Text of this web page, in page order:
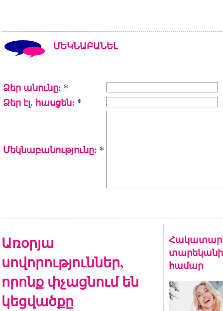
ՄԵԿՆԱԲԱՆԵԼ
Ձեր անունը: *
Ձեր էլ. հասցեն: *
Մեկնաբանությունը: *
Առօրյա
սովորություններ,
որոնք փչացնում են
կեցվածքը
համար